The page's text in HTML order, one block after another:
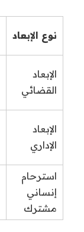
نوع الإبعاد
الإبعاد
القضائي
الإبعاد
الإداري
استرحام
إنساني
مشترك